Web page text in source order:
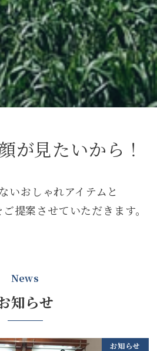
が見たいから！
いおしゃれアイテムと
提案させていただきます。
News
知らせ
お知らせ